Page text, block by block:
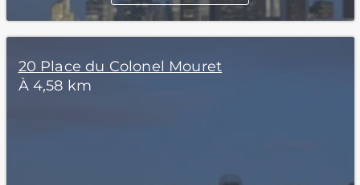
20 Place du Colonel Mouret
À 4,58 km